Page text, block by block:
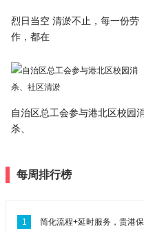
烈日当空 清淤不止，每一份劳
作，都在
自治区总工会参与港北区校园
杀、
每周排行榜
1 简化流程+延时服务，贵港